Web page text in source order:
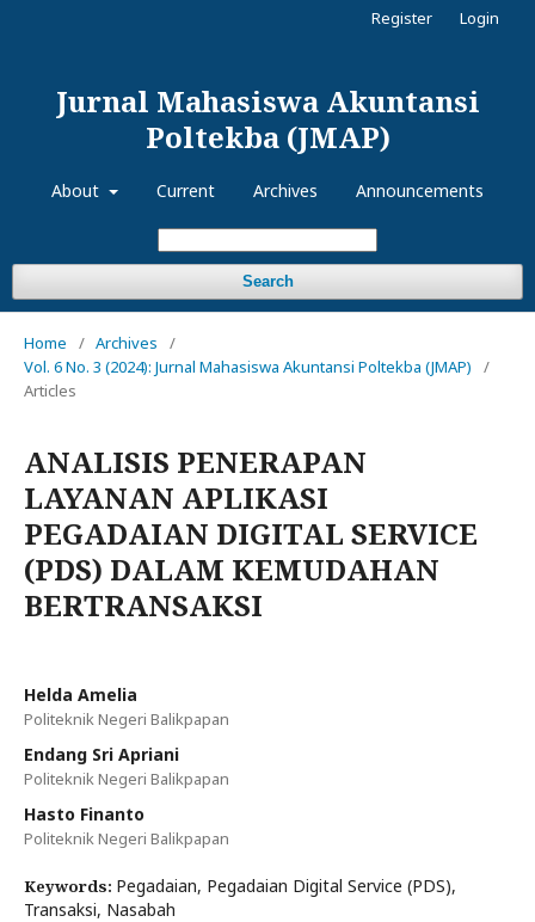
Jurnal Mahasiswa Akuntansi
Poltekba (JMAP)
About Current Archives Announcements
Search
Register Login
Home / Archives
/
Vol. 6 No. 3 (2024): Jurnal Mahasiswa Akuntansi Poltekba (JMAP)
/
Articles
ANALISIS PENERAPAN
LAYANAN APLIKASI
PEGADAIAN DIGITAL SERVICE
(PDS) DALAM KEMUDAHAN
BERTRANSAKSI
Helda Amelia
Politeknik Negeri Balikpapan
Endang Sri Apriani
Politeknik Negeri Balikpapan
Hasto Finanto
Politeknik Negeri Balikpapan
Keywords: Pegadaian, Pegadaian Digital Service (PDS),
Transaksi, Nasabah